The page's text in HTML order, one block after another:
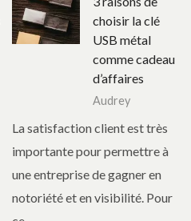
choisir la clé
USB métal
comme cadeau
d’affaires
Audrey
La satisfaction client est très
importante pour permettre à
une entreprise de gagner en
notoriété et en visibilité. Pour